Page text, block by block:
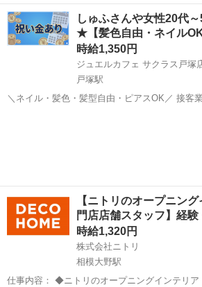
すすめポイント】 ・ゼロからでも始められる
らないことは先輩スタッフにすぐ聞ける！手厚
・働きやすい環境で長く...
神奈川 茅ヶ崎市 北茅ケ崎駅 携帯シ
しゅふさんや女性20代～
★【髪色自由・ネイル
時給1,350円
ジュエルカフェ サクラス戸塚
戸塚駅
＼ネイル・髪色・髪型自由・ピアスOK／ 接客
【ニトリのオープニン
門店店舗スタッフ】経
時給1,320円
株式会社ニトリ
相模大野駅
仕事内容： ◆ニトリのオープニングインテリア